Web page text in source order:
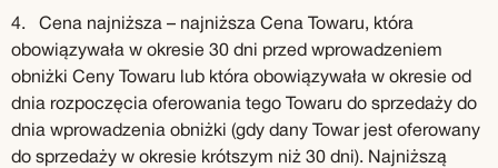
4. Cena najniższa – najniższa Cena Towaru, która
obowiązywała w okresie 30 dni przed wprowadzeniem
obniżki Ceny Towaru lub która obowiązywała w okresie od
dnia rozpoczęcia oferowania tego Towaru do sprzedaży do
dnia wprowadzenia obniżki (gdy dany Towar jest oferowany
do sprzedaży w okresie krótszym niż 30 dni). Najniższą